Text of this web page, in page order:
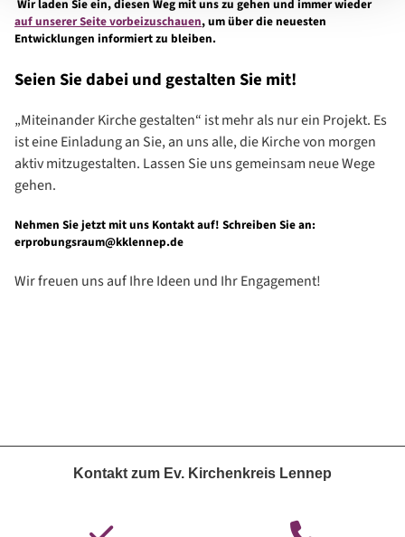
Wir laden Sie ein, diesen Weg mit uns zu gehen und immer wieder
auf unserer Seite vorbeizuschauen, um über die neuesten
Entwicklungen informiert zu bleiben.
Seien Sie dabei und gestalten Sie mit!
„Miteinander Kirche gestalten“ ist mehr als nur ein Projekt. Es
ist eine Einladung an Sie, an uns alle, die Kirche von morgen
aktiv mitzugestalten. Lassen Sie uns gemeinsam neue Wege
gehen.
Nehmen Sie jetzt mit uns Kontakt auf! Schreiben Sie an:
erprobungsraum@kklennep.de
Wir freuen uns auf Ihre Ideen und Ihr Engagement!
Kontakt zum Ev. Kirchenkreis Lennep